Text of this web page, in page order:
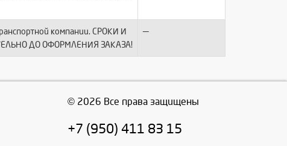
компании. СРОКИ И
ДО ОФОРМЛЕНИЯ ЗАКАЗА!
—
© 2026 Все права защищены
+7 (950) 411 83 15